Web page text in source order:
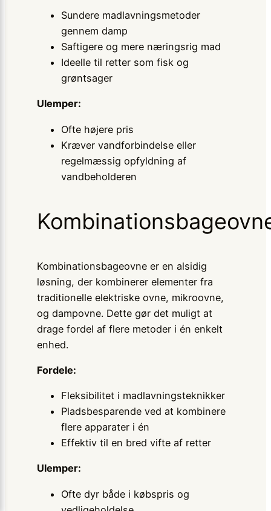
Sundere madlavningsmetoder
gennem damp
Saftigere og mere næringsrig mad
Ideelle til retter som fisk og
grøntsager
Ulemper:
Ofte højere pris
Kræver vandforbindelse eller
regelmæssig opfyldning af
vandbeholderen
Kombinationsbageovne er en alsidig
løsning, der kombinerer elementer fra
traditionelle elektriske ovne, mikroovne,
og dampovne. Dette gør det muligt at
drage fordel af flere metoder i én enkelt
enhed.
Fordele:
Fleksibilitet i madlavningsteknikker
Pladsbesparende ved at kombinere
flere apparater i én
Effektiv til en bred vifte af retter
Ulemper:
Ofte dyr både i købspris og